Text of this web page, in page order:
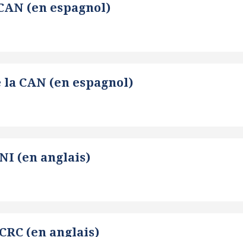
(en espagnol)
CAN (en espagnol)
(en anglais)
(en anglais)